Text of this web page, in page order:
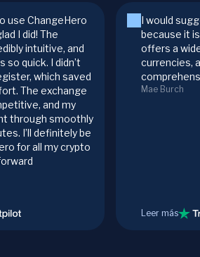
use ChangeHero
I did! The
intuitive, and
so quick. I didn’t
which saved
The exchange
and my
through smoothly
I’ll definitely be
for all my crypto
I would
because it
offers a
currencies,
Mae Burch
Leer más